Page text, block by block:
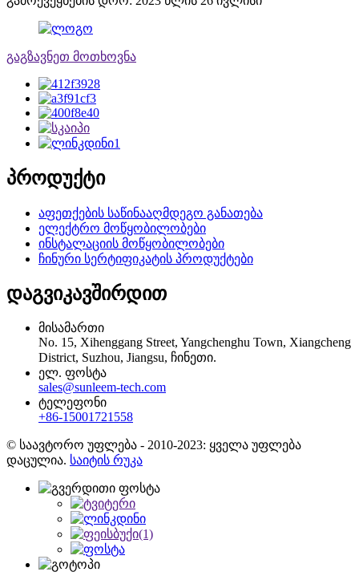
გაგზავნეთ მოთხოვნა
პროდუქტი
აფეთქების საწინააღმდეგო განათება
ელექტრო მოწყობილობები
ინსტალაციის მოწყობილობები
ჩინური სერტიფიკატის პროდუქტები
დაგვიკავშირდით
მისამართი
No. 15, Xihenggang Street, Yangchenghu Town, Xiangcheng
District, Suzhou, Jiangsu, ჩინეთი.
ელ. ფოსტა
sales@sunleem-tech.com
ტელეფონი
+86-15001721558
© საავტორო უფლება - 2010-2023: ყველა უფლება
დაცულია. საიტის რუკა